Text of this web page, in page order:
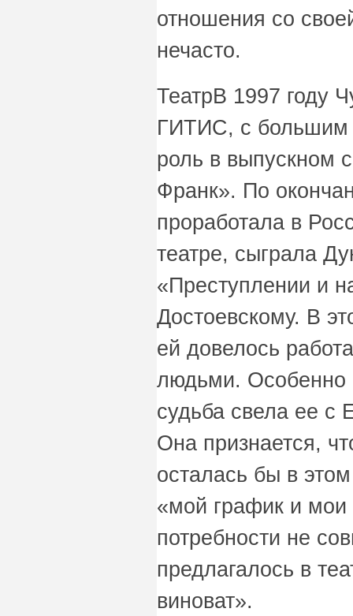
отношения со
нечасто.
ТеатрВ 1997 году
ГИТИС, с большим
роль в выпускном
Франк». По
проработала в
театре, сыграла
«Преступлении и
Достоевскому. В
ей довелось
людьми. Особенно
судьба свела ее с
Она признается,
осталась бы в
«мой график и
потребности не
предлагалось в
виноват».